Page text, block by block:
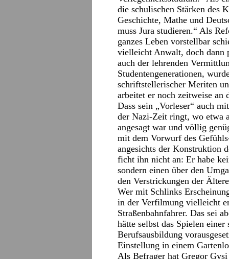
die schulischen Stärken des
Geschichte, Mathe und
muss Jura studieren.“ Als
ganzes Leben vorstellbar
vielleicht Anwalt, doch dann
auch der lehrenden
Studentengenerationen,
schriftstellerischer Meriten
arbeitet er noch zeitweise
Dass sein „Vorleser“ auch
der Nazi-Zeit ringt, wo etwa
angesagt war und völlig
mit dem Vorwurf des
angesichts der Konstruktion
ficht ihn nicht an: Er habe
sondern einen über den
den Verstrickungen der
Wer mit Schlinks
in der Verfilmung vielleicht
Straßenbahnfahrer. Das sei
hätte selbst das Spielen
Berufsausbildung
Einstellung in einem
Als Befrager hat Gregor